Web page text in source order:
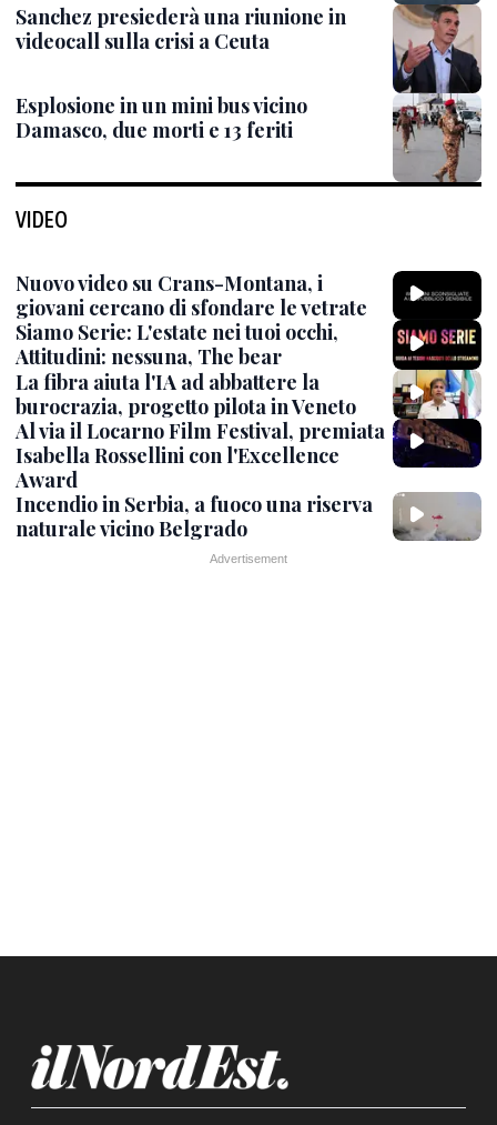
Sanchez presiederà una riunione in
videocall sulla crisi a Ceuta
Esplosione in un mini bus vicino
Damasco, due morti e 13 feriti
VIDEO
Nuovo video su Crans-Montana, i
giovani cercano di sfondare le vetrate
Siamo Serie: L'estate nei tuoi occhi,
Attitudini: nessuna, The bear
La fibra aiuta l'IA ad abbattere la
burocrazia, progetto pilota in Veneto
Al via il Locarno Film Festival, premiata
Isabella Rossellini con l'Excellence
Award
Incendio in Serbia, a fuoco una riserva
naturale vicino Belgrado